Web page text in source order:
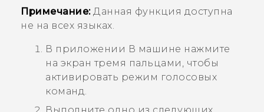
Примечание:Данная функция доступна
не на всех языках.
В приложении В машине нажмите
на экран тремя пальцами, чтобы
активировать режим голосовых
команд.